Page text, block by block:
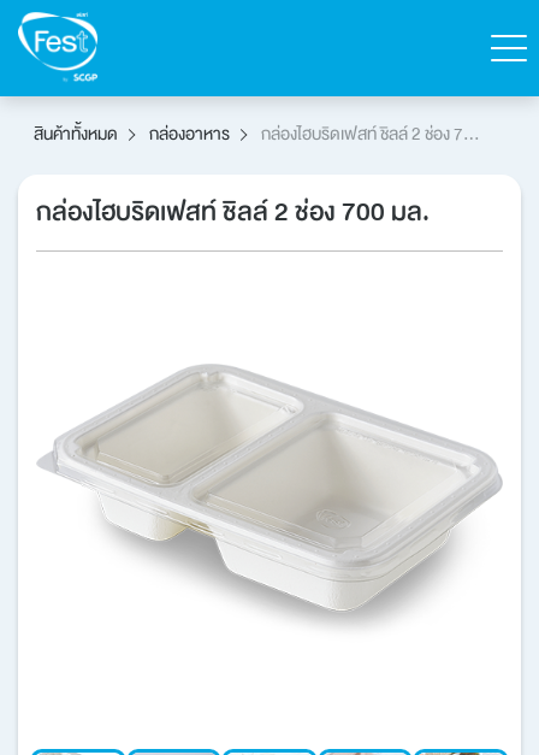
ค้นหา
English
แคตตาล็อก
เกี่ยวกับเฟสท์
สินค้าทั้งหมด กล่องอาหาร
กล่องไฮบริดเฟสท์ ชิลล์ 2 ช่อง 700
กล่องไฮบริดเฟสท์ ชิลล์ 2 ช่อง 700 มล.